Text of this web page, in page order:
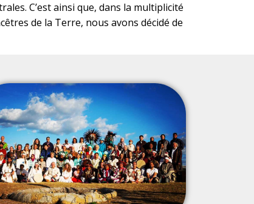
C’est ainsi que, dans la multiplicité
de la Terre, nous avons décidé de